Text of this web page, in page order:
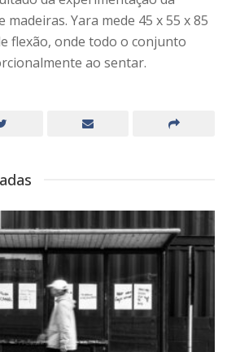
Yara mede 45 x 55 x 85
flexão, onde todo o conjunto
ao sentar.